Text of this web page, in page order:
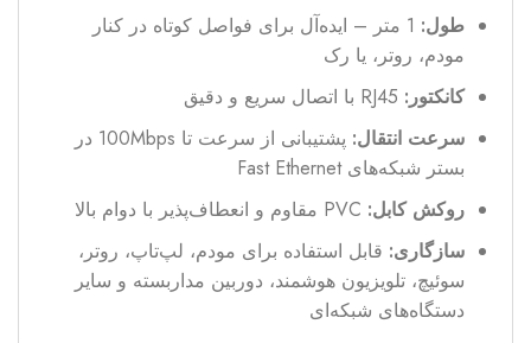
طول:
1 متر – ایده‌آل برای فواصل کوتاه در کنار
مودم، روتر، یا رک
کانکتور:
سرعت انتقال:
پشتیبانی از سرعت تا 100Mbps در
بستر شبکه‌های Fast Ethernet
روکش کابل:
سازگاری: قابل استفاده برای مودم، لپ‌تاپ، روتر،
سوئیچ، تلویزیون هوشمند، دوربین مداربسته و سایر
دستگاه‌های شبکه‌ای